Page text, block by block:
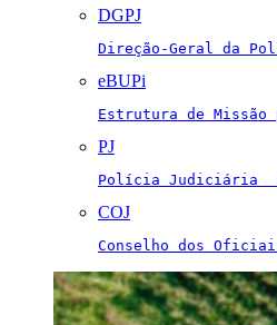
DGPJ
Direção-Geral da
eBUPi
Estrutura de
PJ
Polícia Judiciária
COJ
Conselho dos